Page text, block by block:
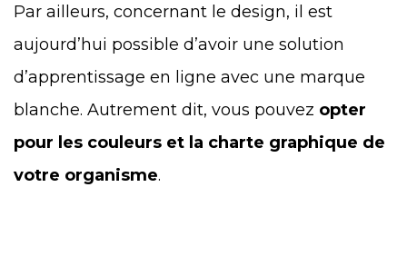
Par ailleurs, concernant le design, il est
aujourd’hui possible d’avoir une solution
d’apprentissage en ligne avec une marque
blanche. Autrement dit, vous pouvez opter
pour les couleurs et la charte graphique de
votre organisme.